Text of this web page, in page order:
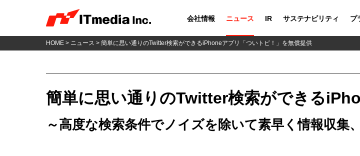
会社情報 ニュース IR サステナビリティ プ
HOME > ニュース > 簡単に思い通りのTwitter検索ができるiPhoneアプリ「ついトピ！」を無償提供
簡単に思い通りのTwitter検索ができる
～高度な検索条件でノイズを除いて素早く情報収集